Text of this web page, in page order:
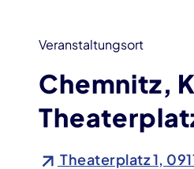
Veranstaltungsort
Chemnitz,
Theaterplatz 1,